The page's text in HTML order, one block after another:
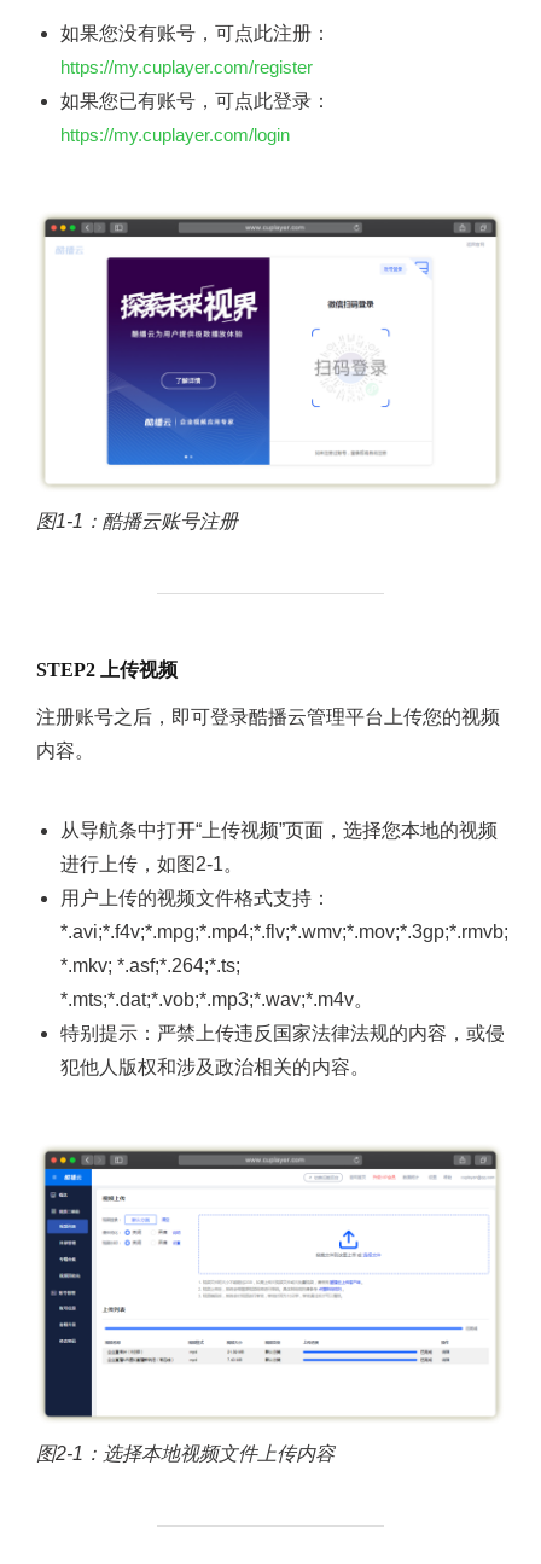
如果您没有账号，可点此注册：
https://my.cuplayer.com/register
如果您已有账号，可点此登录：
https://my.cuplayer.com/login
图1-1：酷播云账号注册
STEP2 上传视频
注册账号之后，即可登录酷播云管理平台上传您的视频
内容。
从导航条中打开“上传视频”页面，选择您本地的视频
进行上传，如图2-1。
用户上传的视频文件格式支持：
*.avi;*.f4v;*.mpg;*.mp4;*.flv;*.wmv;*.mov;*.3gp;*.rmvb;
*.mkv; *.asf;*.264;*.ts;
*.mts;*.dat;*.vob;*.mp3;*.wav;*.m4v。
特别提示：严禁上传违反国家法律法规的内容，或侵
犯他人版权和涉及政治相关的内容。
图2-1：选择本地视频文件上传内容